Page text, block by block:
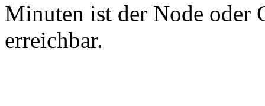
Minuten ist der Node oder
erreichbar.